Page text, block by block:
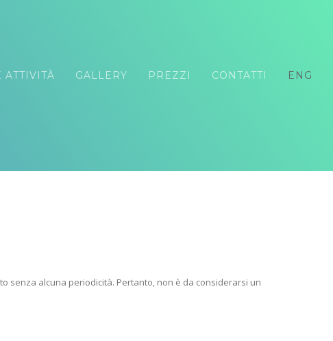
ATTIVITÀ GALLERY PREZZI CONTATTI ENG
senza alcuna periodicità. Pertanto, non è da considerarsi un